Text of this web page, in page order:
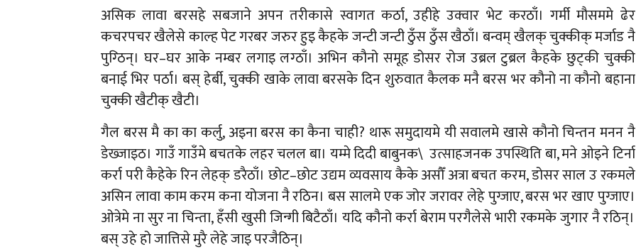
असिक लावा बरसहे सबजाने अपन तरीकासे स्वागत कर्ठा, उहीहे उक्वार भेट करठाँ। गर्मी मौसममे ढेर
कचरपचर खैलेसे काल्ह पेट गरबर जरुर हुइ कैहके जन्टी जन्टी ठुँस ठुँस खैठाँ। बन्वम् खैलक् चुक्कीक् मर्जाड नै
पुग्ठिन्। घर–घर आके नम्बर लगाइ लग्ठाँ। अभिन कौनो समूह डोसर रोज उब्रल टुब्रल कैहके छुट्की चुक्की
बनाई भिर पर्ठा। बस् हेर्बी, चुक्की खाके लावा बरसके दिन शुरुवात कैलक मनै बरस भर कौनो ना कौनो बहाना
चुक्की खैटीक् खैटी।
गैल बरस मै का का कर्लु, अइना बरस का कैना चाही? थारू समुदायमे यी सवालमे खासे कौनो चिन्तन मनन नै
डेख्जाइठ। गाउँ गाउँमे बचतके लहर चलल बा। यम्मे दिदी बाबुनक\ उत्साहजनक उपस्थिति बा, मने ओइने टिर्ना
कर्रा परी कैहेके रिन लेहक् डरैठाँ। छोट–छोट उद्यम व्यवसाय कैके असौँ अत्रा बचत करम, डोसर साल उ रकमले
असिन लावा काम करम कना योजना नै रठिन। बस सालमे एक जोर जरावर लेहे पुग्जाए, बरस भर खाए पुग्जाए।
ओत्रेमे ना सुर ना चिन्ता, हँसी खुसी जिन्गी बिटैठाँ। यदि कौनो कर्रा बेराम परगैलेसे भारी रकमके जुगार नै रठिन्।
बस् उहे हो जात्तिसे मुरै लेहे जाइ परजैठिन्।